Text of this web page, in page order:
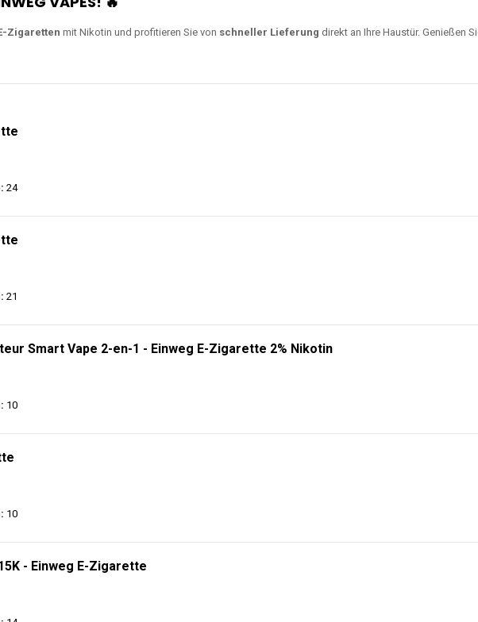
Zigaretten mit Nikotin und profitieren Sie von schneller Lieferung direkt an Ihre Haustür. Genießen
24
21
Smart Vape 2-en-1 - Einweg E-Zigarette 2% Nikotin
10
10
- Einweg E-Zigarette